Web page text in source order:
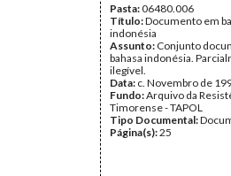
Pasta:06480.006
Título:Documento em
indonésia
Assunto: Conjunto
bahasa indonésia.
ilegível.
Data: c. Novembro de
Fundo:Arquivo da
Timorense - TAPOL
Tipo Documental:
Página(s):25